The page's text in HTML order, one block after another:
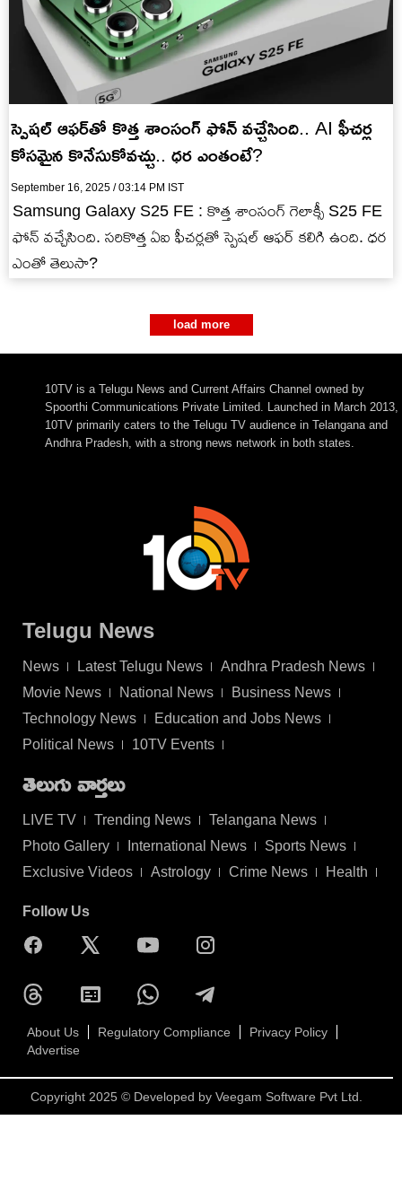
స్పెషల్ ఆఫర్‌తో కొత్త శాంసంగ్ ఫోన్ వచ్చేసింది.. AI ఫీచర్ల
కోసమైన కొనేసుకోవచ్చు.. ధర ఎంతంటే?
September 16, 2025 / 03:14 PM IST
Samsung Galaxy S25 FE : కొత్త శాంసంగ్ గెలాక్సీ S25 FE
ఫోన్ వచ్చేసింది. సరికొత్త ఏఐ ఫీచర్లతో స్పెషల్ ఆఫర్ కలిగి ఉంది. ధర
ఎంతో తెలుసా?
load more
10TV is a Telugu News and Current Affairs Channel owned by
Spoorthi Communications Private Limited. Launched in March 2013,
10TV primarily caters to the Telugu TV audience in Telangana and
Andhra Pradesh, with a strong news network in both states.
Telugu News
News Latest Telugu News
Andhra Pradesh News
Movie News
National News
Business News
Technology News
Education and Jobs News
Political News
10TV Events
తెలుగు వార్తలు
LIVE TV Trending News
Telangana News
Photo Gallery
International News
Sports News
Exclusive Videos
Astrology Crime News Health
Follow Us
About Us Regulatory Compliance
Privacy Policy
Advertise
Copyright 2025 © Developed by Veegam Software Pvt Ltd.